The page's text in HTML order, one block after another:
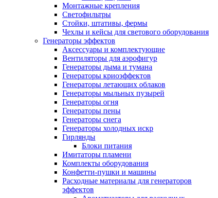
Монтажные крепления
Светофильтры
Стойки, штативы, фермы
Чехлы и кейсы для светового оборудования
Генераторы эффектов
Аксессуары и комплектующие
Вентиляторы для аэрофигур
Генераторы дыма и тумана
Генераторы криоэффектов
Генераторы летающих облаков
Генераторы мыльных пузырей
Генераторы огня
Генераторы пены
Генераторы снега
Генераторы холодных искр
Гирлянды
Блоки питания
Имитаторы пламени
Комплекты оборудования
Конфетти-пушки и машины
Расходные материалы для генераторов
эффектов